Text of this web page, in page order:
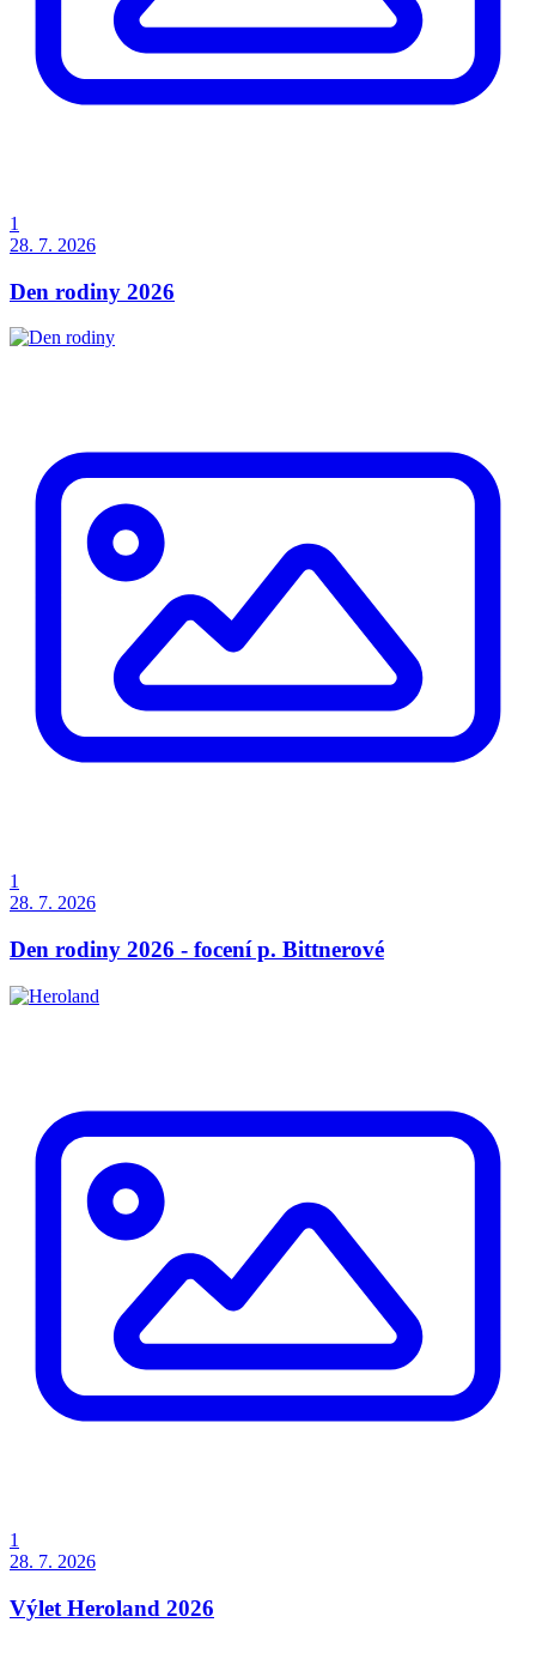
1
28. 7. 2026
Den rodiny 2026
1
28. 7. 2026
Den rodiny 2026 - focení p. Bittnerové
1
28. 7. 2026
Výlet Heroland 2026